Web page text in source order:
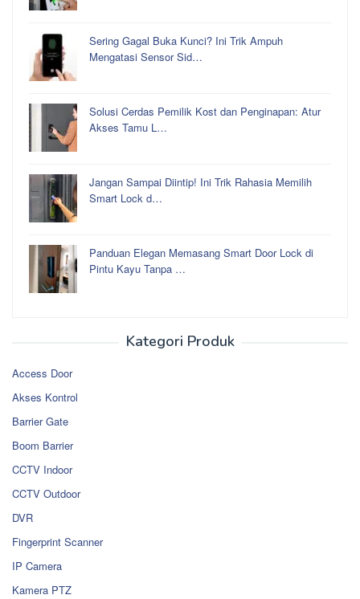
Sering Gagal Buka Kunci? Ini Trik Ampuh
Mengatasi Sensor Sid…
Solusi Cerdas Pemilik Kost dan Penginapan: Atur
Akses Tamu L…
Jangan Sampai Diintip! Ini Trik Rahasia Memilih
Smart Lock d…
Panduan Elegan Memasang Smart Door Lock di
Pintu Kayu Tanpa …
Kategori Produk
Access Door
Akses Kontrol
Barrier Gate
Boom Barrier
CCTV Indoor
CCTV Outdoor
DVR
Fingerprint Scanner
IP Camera
Kamera PTZ